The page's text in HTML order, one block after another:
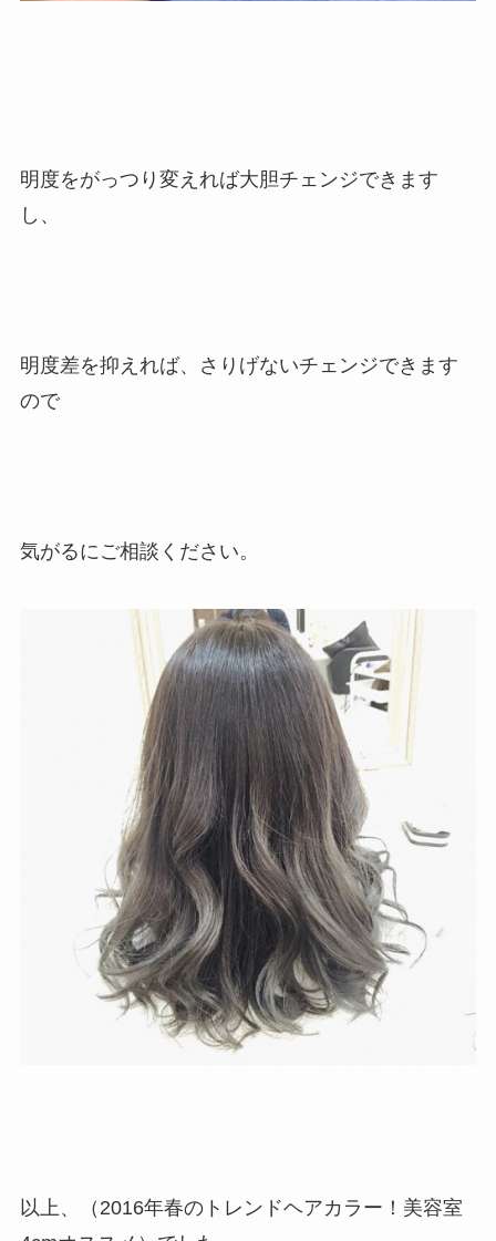
明度をがっつり変えれば大胆チェンジできます
し、
明度差を抑えれば、さりげないチェンジできます
ので
気がるにご相談ください。
以上、（2016年春のトレンドヘアカラー！美容室